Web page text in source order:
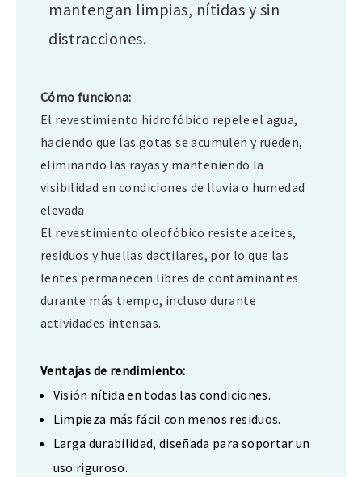
mantengan limpias, nítidas y sin
distracciones.
Cómo funciona:
El revestimiento hidrofóbico repele el agua,
haciendo que las gotas se acumulen y rueden,
eliminando las rayas y manteniendo la
visibilidad en condiciones de lluvia o humedad
elevada.
El revestimiento oleofóbico resiste aceites,
residuos y huellas dactilares, por lo que las
lentes permanecen libres de contaminantes
durante más tiempo, incluso durante
actividades intensas.
Ventajas de rendimiento:
Visión nítida en todas las condiciones.
Limpieza más fácil con menos residuos.
Larga durabilidad, diseñada para soportar un
uso riguroso.